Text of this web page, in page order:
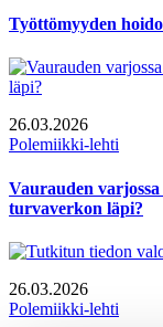
Työttömyyden
26.03.2026
Polemiikki-lehti
Vaurauden
turvaverkon läpi?
26.03.2026
Polemiikki-lehti